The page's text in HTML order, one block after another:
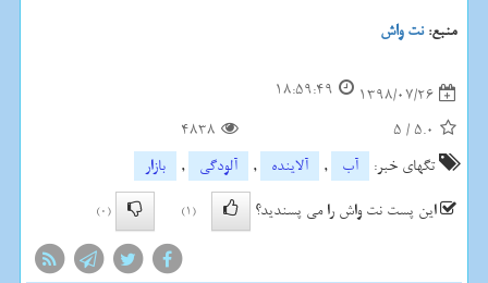
منبع:نت واش
1398/07/26
18:59:49
5.0
/
5
4838
تگهای خبر:
آب , آلاینده , آلودگی ,
بازار
این پست نت واش را می پسندید؟
(1)
(0)